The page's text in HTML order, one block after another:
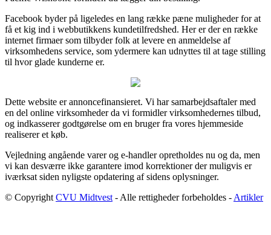
Facebook byder på ligeledes en lang række pæne muligheder for at
få et kig ind i webbutikkens kundetilfredshed. Her er der en række
internet firmaer som tilbyder folk at levere en anmeldelse af
virksomhedens service, som ydermere kan udnyttes til at tage stilling
til hvor glade kunderne er.
Dette website er annoncefinansieret. Vi har samarbejdsaftaler med
en del online virksomheder da vi formidler virksomhedernes tilbud,
og indkasserer godtgørelse om en bruger fra vores hjemmeside
realiserer et køb.
Vejledning angående varer og e-handler opretholdes nu og da, men
vi kan desværre ikke garantere imod korrektioner der muligvis er
iværksat siden nyligste opdatering af sidens oplysninger.
© Copyright CVU Midtvest - Alle rettigheder forbeholdes - Artikler